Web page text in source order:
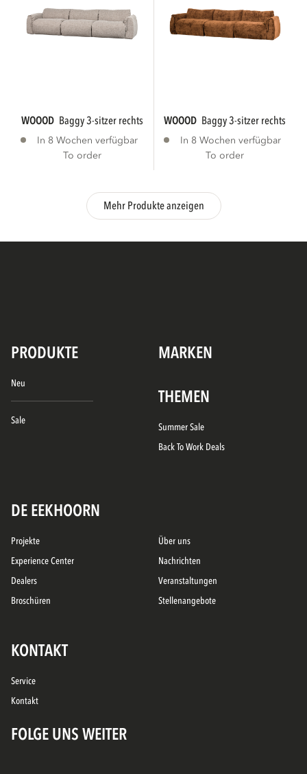
WOOOD baggy 3-sitzer rechts webstoff natur...
In 8 Wochen verfügbar
To order
WOOOD baggy 3-sitzer rechts 3d
In 8 Wochen verfügbar
To order
Mehr Produkte anzeigen
PRODUKTE MARKEN
Neu
Sale
THEMEN
Summer Sale
Back To Work Deals
DE EEKHOORN
Projekte
Experience Center
Dealers
Broschüren
Über uns
Nachrichten
Veranstaltungen
Stellenangebote
KONTAKT
Service
Kontakt
FOLGE UNS WEITER